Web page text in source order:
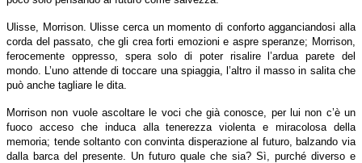
Ulisse, Morrison. Ulisse cerca un momento di conforto agganciandosi alla
corda del passato, che gli crea forti emozioni e aspre speranze; Morrison,
ferocemente oppresso, spera solo di poter risalire l’ardua parete del
mondo. L’uno attende di toccare una spiaggia, l’altro il masso in salita che
può anche tagliare le dita.
Morrison non vuole ascoltare le voci che già conosce, per lui non c’è un
fuoco acceso che induca alla tenerezza violenta e miracolosa della
memoria; tende soltanto con convinta disperazione al futuro, balzando via
dalla barca del presente. Un futuro quale che sia? Sì, purché diverso e